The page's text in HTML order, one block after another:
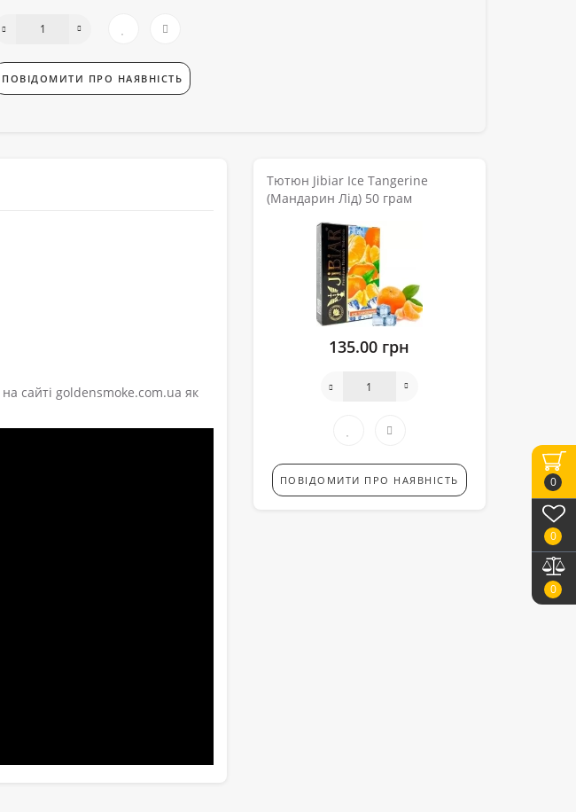
0
0
0
ПОВІДОМИТИ ПРО НАЯВНІСТЬ
сайті goldensmoke.com.ua як
Тютюн Jibiar Ice Tangerine
(Мандарин Лід) 50 грам
135.00 грн
ПОВІДОМИТИ ПРО НАЯВНІСТЬ